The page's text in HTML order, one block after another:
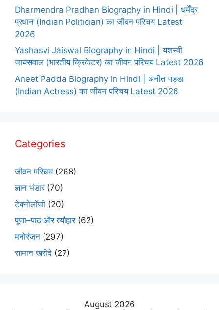
Dharmendra Pradhan Biography in Hindi | धर्मेंद्र
प्रधान (Indian Politician) का जीवन परिचय Latest
2026
Yashasvi Jaiswal Biography in Hindi | यशस्वी
जायसवाल (भारतीय क्रिकेटर) का जीवन परिचय Latest 2026
Aneet Padda Biography in Hindi | अनीत पड्डा
(Indian Actress) का जीवन परिचय Latest 2026
Categories
जीवन परिचय(268)
ज्ञान भंडार(70)
टेक्नोलॉजी (20)
पूजा–पाठ और त्यौहार(62)
मनोरंजन (297)
सामान खरीदे (27)
August 2026